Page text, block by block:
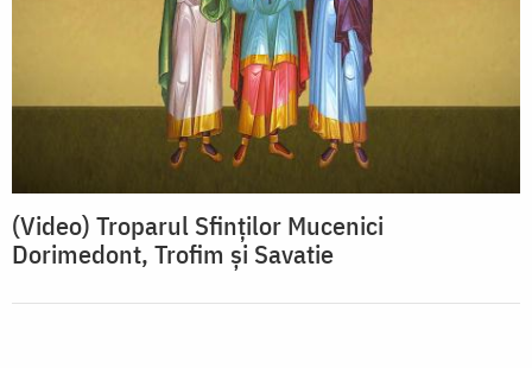
(Video) Troparul Sfinților Mucenici
Dorimedont, Trofim și Savatie